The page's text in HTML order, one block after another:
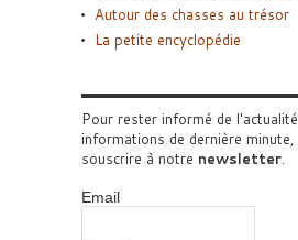
Autour des chasses au trésor
La petite encyclopédie
Pour rester informé de
informations de dernière
souscrire à notre newsletter.
Email